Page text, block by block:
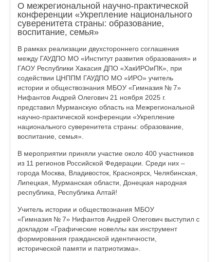
О межрегиональной научно-практической
конференции «Укрепление национального
суверенитета страны: образование,
воспитание, семья»
В рамках реализации двухстороннего соглашения
между ГАУДПО МО «Институт развития образования» и
ГАОУ Республики Хакасия ДПО «ХакИРОиПК», при
содействии ЦНППМ ГАУДПО МО «ИРО» учитель
истории и обществознания МБОУ «Гимназия № 7»
Нифантов Андрей Олегович 21 ноября 2025 г.
представил Мурманскую область на Межрегиональной
научно‑практической конференции «Укрепление
национального суверенитета страны: образование,
воспитание, семья».
В мероприятии приняли участие около 400 участников
из 11 регионов Российской Федерации. Среди них –
города Москва, Владивосток, Красноярск, Челябинская,
Липецкая, Мурманская области, Донецкая народная
республика, Республика Алтай!
Учитель истории и обществознания МБОУ
«Гимназия № 7» Нифантов Андрей Олегович выступил с
докладом «Графические новеллы как инструмент
формирования гражданской идентичности,
исторической памяти и патриотизма».